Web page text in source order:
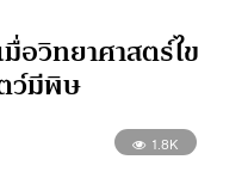
มื่อวิทยาศาสตร์ไข
ว์มีพิษ
1.8K